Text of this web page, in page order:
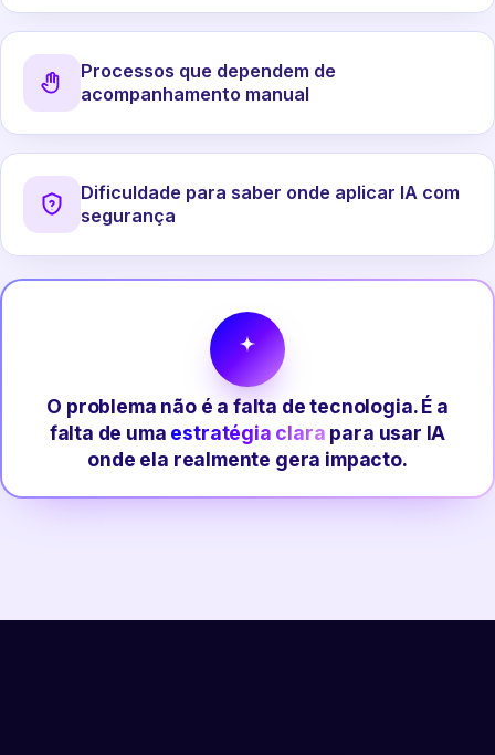
Processos que dependem de
acompanhamento manual
Dificuldade para saber onde aplicar IA com
segurança
O problema não é a falta de tecnologia. É a
falta de uma estratégia clara para usar IA
onde ela realmente gera impacto.